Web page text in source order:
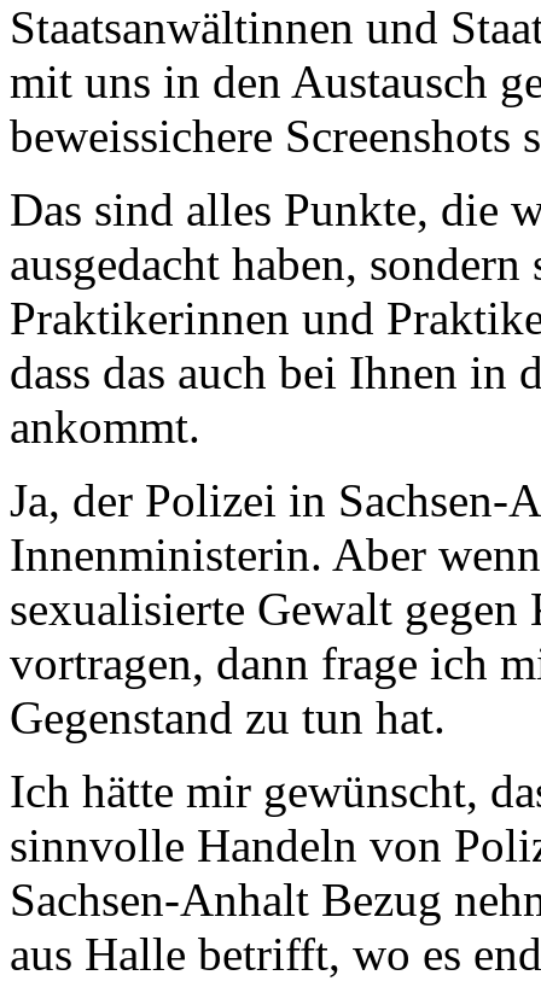
Staatsanwältinnen und
mit uns in den Austausch
beweissichere Screenshots
Das sind alles Punkte, die
ausgedacht haben,
Praktikerinnen und
dass das auch bei Ihnen
ankommt.
Ja, der Polizei in Sachsen-
Innenministerin. Aber
sexualisierte Gewalt
vortragen, dann frage ich
Gegenstand zu tun hat.
Ich hätte mir gewünscht,
sinnvolle Handeln von
Sachsen-Anhalt Bezug
aus Halle betrifft, wo es